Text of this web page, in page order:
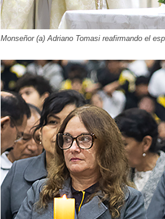
Monseñor (a) Adriano Tomasi reafirmando el